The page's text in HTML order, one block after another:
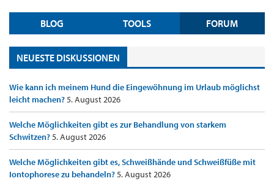
BLOG TOOLS FORUM
NEUESTE DISKUSSIONEN
Wie kann ich meinem Hund die Eingewöhnung im Urlaub möglichst
leicht machen?5. August 2026
Welche Möglichkeiten gibt es zur Behandlung von starkem
Schwitzen?5. August 2026
Welche Möglichkeiten gibt es, Schweißhände und Schweißfüße mit
Iontophorese zu behandeln?5. August 2026